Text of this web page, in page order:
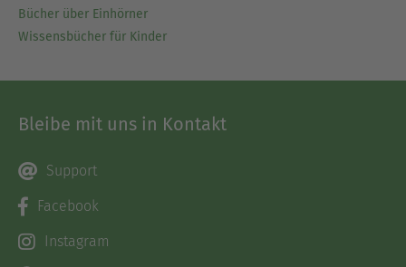
Bücher über Einhörner
Wissensbücher für Kinder
Bleibe mit uns in Kontakt
Support
Facebook
Instagram